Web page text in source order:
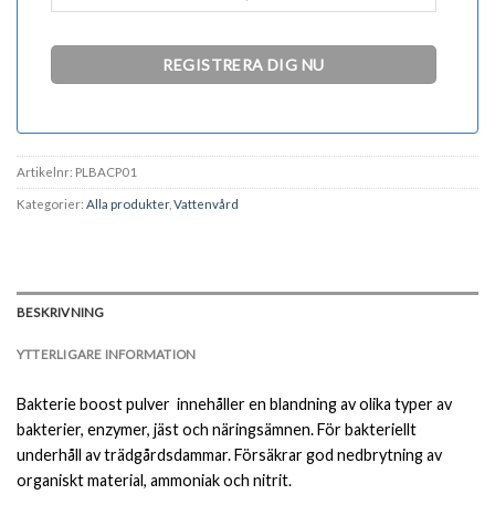
Artikelnr: PLBACP01
Kategorier: Alla produkter, Vattenvård
BESKRIVNING
YTTERLIGARE INFORMATION
Bakterie boost pulver innehåller en blandning av olika typer av
bakterier, enzymer, jäst och näringsämnen. För bakteriellt
underhåll av trädgårdsdammar. Försäkrar god nedbrytning av
organiskt material, ammoniak och nitrit.